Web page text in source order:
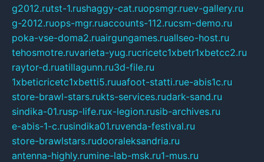
g2012.rutst-1.rushaggy-cat.ruopsmgr.ruev-gallery.ru
g-2012.ruops-mgr.ruaccounts-112.rucsm-demo.ru
poka-vse-doma2.ruairgungames.ruallseo-host.ru
tehosmotre.ruvarieta-yug.rucricetc1xbetr1xbetcc2.ru
raytor-d.ruatillagunn.ru3d-file.ru
1xbeticricetc1xbetti5.ruuafoot-statti.rue-abis1c.ru
store-brawl-stars.rukts-services.rudark-sand.ru
sindika-01.rusp-life.rux-legion.rusib-archives.ru
e-abis-1-c.rusindika01.ruvenda-festival.ru
store-brawlstars.rudooraleksandria.ru
antenna-highly.rumine-lab-msk.ru1-mus.ru